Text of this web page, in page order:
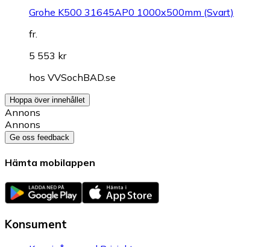
Grohe K500 31645AP0 1000x500mm (Svart)
fr.
5 553 kr
hos VVSochBAD.se
Hoppa över innehållet
Annons
Annons
Ge oss feedback
Hämta mobilappen
Konsument